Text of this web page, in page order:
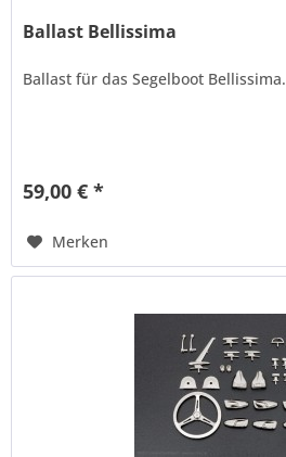
Ballast Bellissima
Ballast für das Segelboot Bellissima.
59,00 € *
Merken